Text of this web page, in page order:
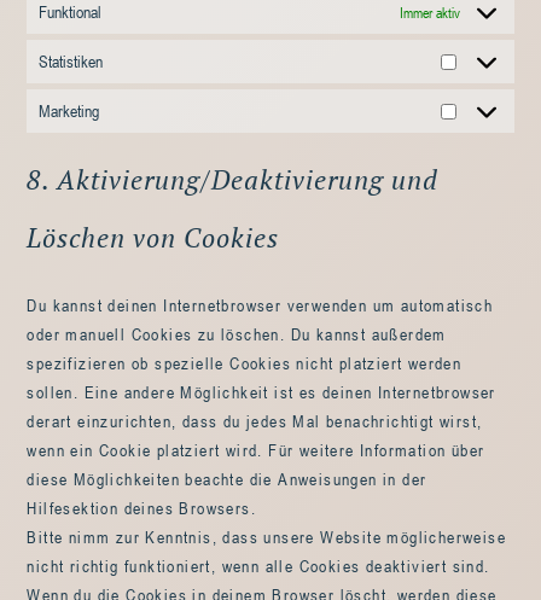
Funktional Immer aktiv
Statistiken
Marketing
8. Aktivierung/Deaktivierung und
Löschen von Cookies
Du kannst deinen Internetbrowser verwenden um automatisch
oder manuell Cookies zu löschen. Du kannst außerdem
spezifizieren ob spezielle Cookies nicht platziert werden
sollen. Eine andere Möglichkeit ist es deinen Internetbrowser
derart einzurichten, dass du jedes Mal benachrichtigt wirst,
wenn ein Cookie platziert wird. Für weitere Information über
diese Möglichkeiten beachte die Anweisungen in der
Hilfesektion deines Browsers.
Bitte nimm zur Kenntnis, dass unsere Website möglicherweise
nicht richtig funktioniert, wenn alle Cookies deaktiviert sind.
Wenn du die Cookies in deinem Browser löscht, werden diese